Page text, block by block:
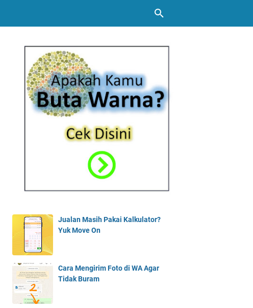
Jualan Masih Pakai Kalkulator?
Yuk Move On
Cara Mengirim Foto di WA Agar
Tidak Buram